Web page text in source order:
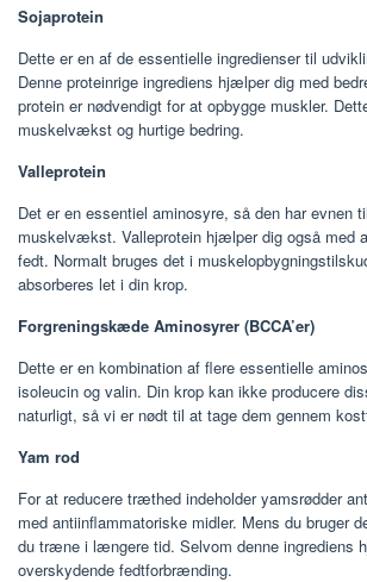
Sojaprotein
Dette er en af ​​de essentielle ingredienser til
Denne proteinrige ingrediens hjælper dig med
protein er nødvendigt for at opbygge muskler.
muskelvækst og hurtige bedring.
Valleprotein
Det er en essentiel aminosyre, så den har evnen
muskelvækst. Valleprotein hjælper dig også med
fedt. Normalt bruges det i
absorberes let i din krop.
Forgreningskæde Aminosyrer (BCCA’er)
Dette er en kombination af flere essentielle
isoleucin og valin. Din krop kan ikke producere
naturligt, så vi er nødt til at tage dem gennem
Yam rod
For at reducere træthed indeholder yamsrødder
med antiinflammatoriske midler. Mens du bruger
du træne i længere tid. Selvom denne ingrediens
overskydende fedtforbrænding.